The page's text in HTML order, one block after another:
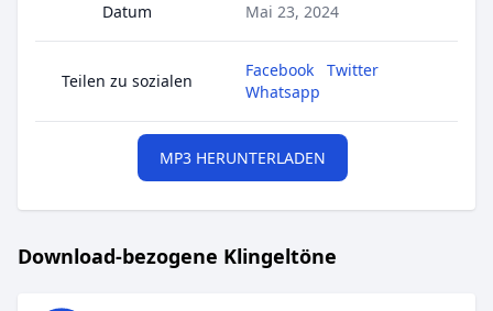
Datum Mai 23, 2024
Teilen zu sozialen
Facebook
Twitter
Whatsapp
MP3 HERUNTERLADEN
Download-bezogene Klingeltöne